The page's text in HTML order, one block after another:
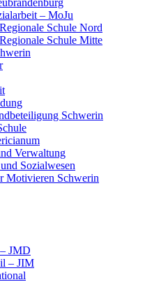
– MoJu
Schule Nord
Schule Mitte
Schwerin
Verwaltung
Sozialwesen
Motivieren Schwerin
JMD
– JIM